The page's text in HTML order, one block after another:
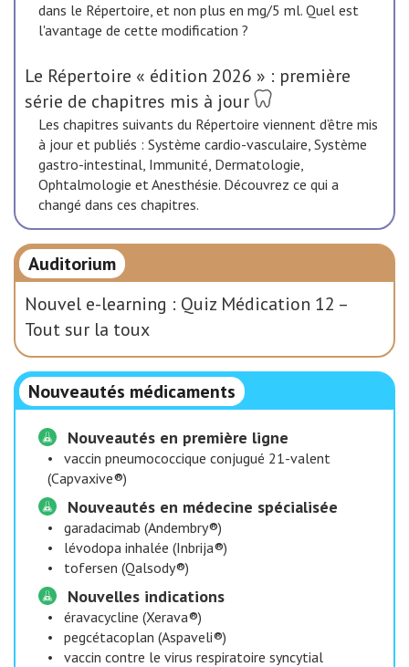
dans le Répertoire, et non plus en mg/5 ml. Quel est
l'avantage de cette modification ?
Le Répertoire « édition 2026 » : première
série de chapitres mis à jour
Les chapitres suivants du Répertoire viennent d’être mis
à jour et publiés : Système cardio-vasculaire, Système
gastro-intestinal, Immunité, Dermatologie,
Ophtalmologie et Anesthésie. Découvrez ce qui a
changé dans ces chapitres.
Auditorium
Nouvel e-learning : Quiz Médication 12 –
Tout sur la toux
Nouveautés médicaments
Nouveautés en première ligne
•
vaccin pneumococcique conjugué 21-valent
(Capvaxive®)
Nouveautés en médecine spécialisée
•
garadacimab (Andembry®)
•
lévodopa inhalée (Inbrija®)
•
tofersen (Qalsody®)
Nouvelles indications
•
éravacycline (Xerava®)
•
pegcétacoplan (Aspaveli®)
•
vaccin contre le virus respiratoire syncytial